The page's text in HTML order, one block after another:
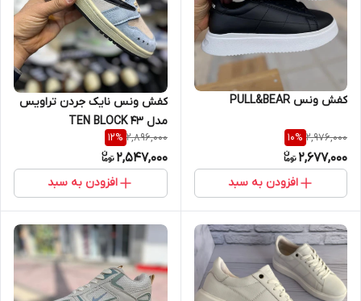
کفش ونس PULL&BEAR
2,976,000
10%
2,677,000
افزودن به سبد
کفش ونس نایک جردن تراویس
مدل TEN BLOCK 43
2,896,000
12%
2,547,000
افزودن به سبد